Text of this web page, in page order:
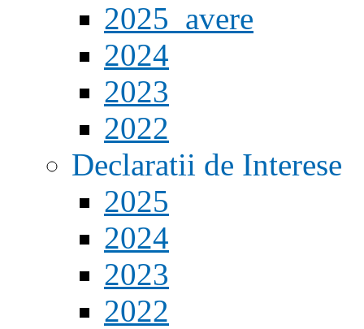
2025_avere
2024
2023
2022
Declaratii de Interese
2025
2024
2023
2022